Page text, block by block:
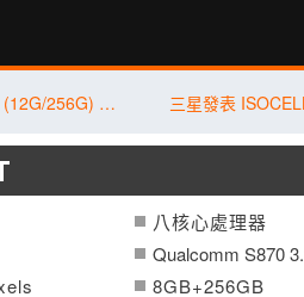
傑昇通信限時下殺：三星 A57 (12G/256G) 只要 $14,490 元！(8/3-8/5) 三星發表
八核心處理器
Qualcomm S870
8GB+256GB